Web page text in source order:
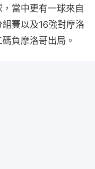
當中更有一球來自
賽以及16強對摩洛
負摩洛哥出局。